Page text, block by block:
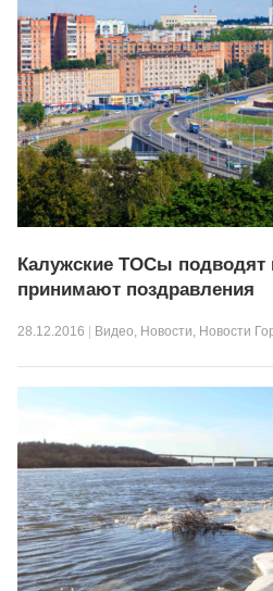
Калужские ТОСы подводят
принимают поздравления
28.12.2016 Видео, Новости, Новости